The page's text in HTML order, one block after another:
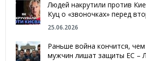
Людей накрутили против
Куц о «звоночках» перед
25.06.2026
Раньше война кончится, чем
мужчин лишат защиты ЕС –